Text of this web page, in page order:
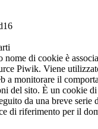
nome di cookie è
Piwik. Viene
a monitorare il
del sito. È un cookie
da una breve serie
di riferimento per il